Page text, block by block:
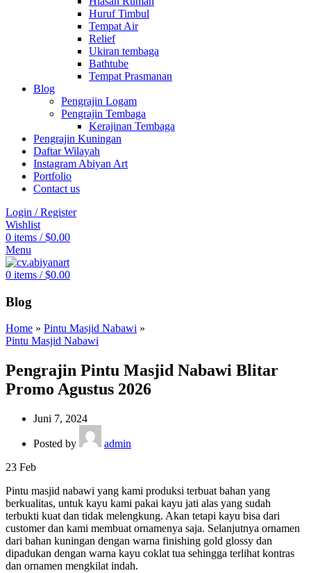
Huruf Timbul
Tempat Air
Relief
Ukiran tembaga
Bathtube
Tempat Prasmanan
Blog
Pengrajin Logam
Pengrajin Tembaga
Kerajinan Tembaga
Pengrajin Kuningan
Daftar Wilayah
Instagram Abiyan Art
Portfolio
Contact us
Login / Register
Wishlist
0 items / $0.00
Menu
0 items / $0.00
Blog
Home » Pintu Masjid Nabawi »
Pintu Masjid Nabawi
Pengrajin Pintu Masjid Nabawi Blitar
Promo Agustus 2026
Juni 7, 2024
Posted by
admin
23 Feb
Pintu masjid nabawi yang kami produksi terbuat bahan yang
berkualitas, untuk kayu kami pakai kayu jati alas yang sudah
terbukti kuat dan tidak melengkung. Akan tetapi kayu bisa dari
customer dan kami membuat ornamenya saja. Selanjutnya ornamen
dari bahan kuningan dengan warna finishing gold glossy dan
dipadukan dengan warna kayu coklat tua sehingga terlihat kontras
dan ornamen mengkilat indah.